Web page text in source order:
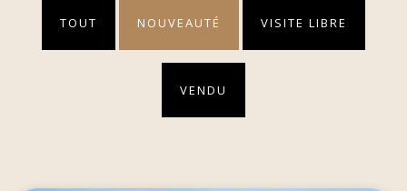
TOUT NOUVEAUTÉ VISITE LIBRE
VENDU